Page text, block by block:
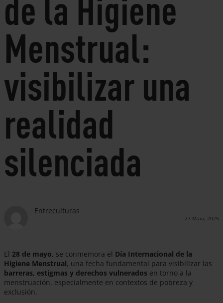
Menstrual:
visibilizar una
realidad
silenciada
Entreculturas
27 Maio, 2025
El 28 de mayo, se conmemora el Día Internacional de la
Higiene Menstrual, una fecha fundamental para visibilizar las
barreras, estigmas y derechos vulnerados en torno a la
menstruación, especialmente en contextos de pobreza y
exclusión.